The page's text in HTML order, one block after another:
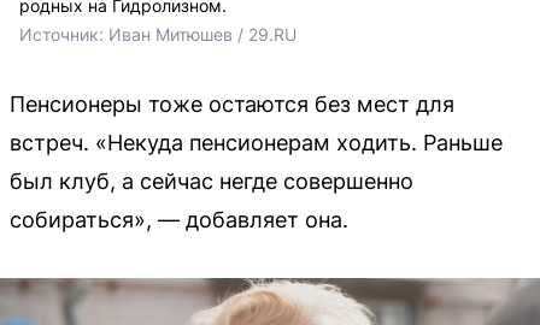
родных на Гидролизном.
Источник: Иван Митюшев / 29.RU
Пенсионеры тоже остаются без мест для
встреч. «Некуда пенсионерам ходить. Раньше
был клуб, а сейчас негде совершенно
собираться», — добавляет она.